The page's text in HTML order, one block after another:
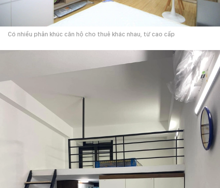
Có nhiều phân khúc căn hộ cho thuê khác nhau, từ cao cấp